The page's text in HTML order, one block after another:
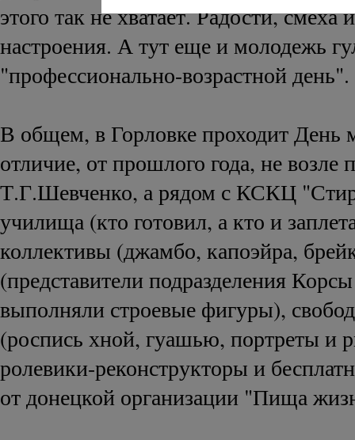
этого так не хватает. Радости, смеха
настроения. А тут еще и молодежь
"профессионально-возрастной день".
В общем, в Горловке проходит День
отличие, от прошлого года, не возле
Т.Г.Шевченко, а рядом с КСКЦ
училища (кто готовил, а кто и
коллективы (джамбо, капоэйра,
(представители подразделения
выполняли строевые фигуры),
(роспись хной, гуашью, портреты и
ролевики-реконструкторы и
от донецкой организации "Пища